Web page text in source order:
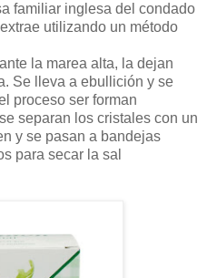
familiar inglesa del condado
utilizando un método
la marea alta, la dejan
Se lleva a ebullición y se
proceso ser forman
separan los cristales con un
y se pasan a bandejas
para secar la sal